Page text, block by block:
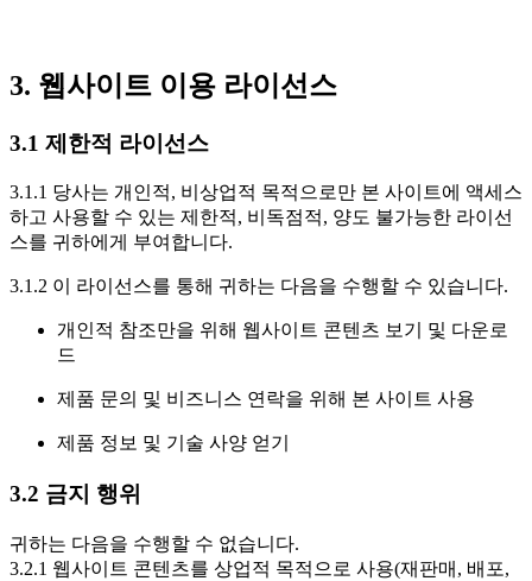
3. 웹사이트 이용 라이선스
3.1 제한적 라이선스
3.1.1 당사는 개인적, 비상업적 목적으로만 본 사이트에 액세스
하고 사용할 수 있는 제한적, 비독점적, 양도 불가능한 라이선
스를 귀하에게 부여합니다.
3.1.2 이 라이선스를 통해 귀하는 다음을 수행할 수 있습니다.
개인적 참조만을 위해 웹사이트 콘텐츠 보기 및 다운로
드
제품 문의 및 비즈니스 연락을 위해 본 사이트 사용
제품 정보 및 기술 사양 얻기
3.2 금지 행위
귀하는 다음을 수행할 수 없습니다.
3.2.1 웹사이트 콘텐츠를 상업적 목적으로 사용(재판매, 배포,